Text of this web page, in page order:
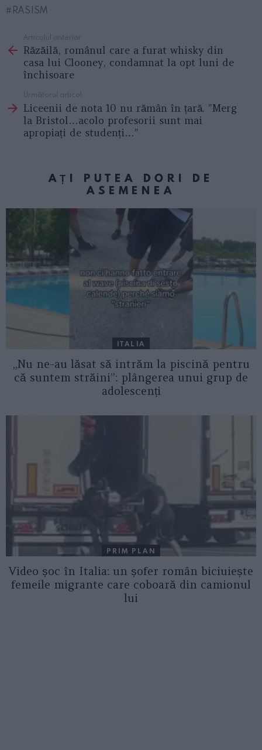
RASISM
more
Articolul anterior
Răzăilă, românul care a furat whisky din
casa lui Clooney, condamnat la opt luni de
închisoare
Următorul articol
Liceenii de nota 10 nu rămân în țară. ”Merg
la Bristol…acolo profesorii sunt mai
apropiați de studenți…”
AȚI PUTEA DORI DE
ASEMENEA
ITALIA
„Nu ne-au lăsat să intrăm la piscină pentru
că suntem străini”: plângerea unui grup de
adolescenți
PRIM PLAN
Video șoc în Italia: un șofer român biciuiește
femeile migrante care coboară din camionul
lui